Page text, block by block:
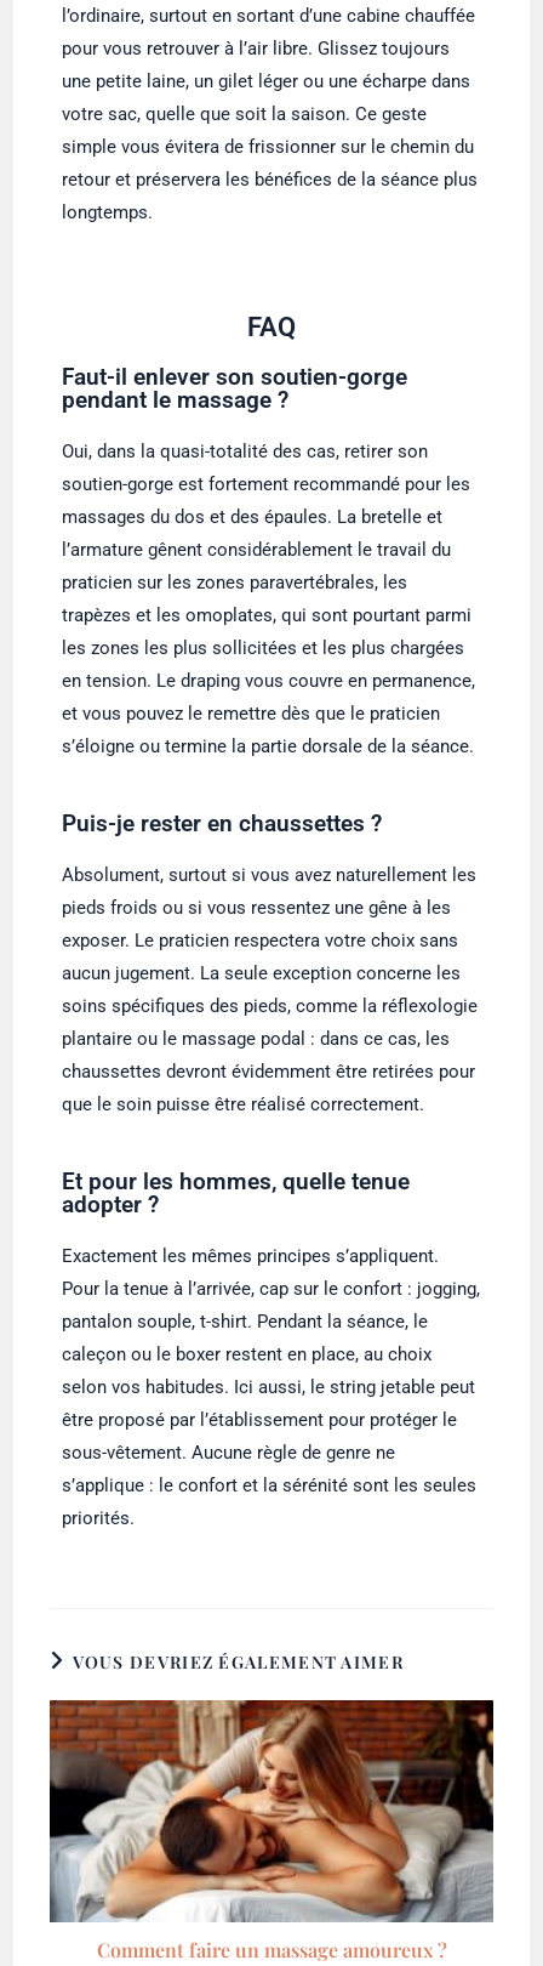
l’ordinaire, surtout en sortant d’une cabine chauffée
pour vous retrouver à l’air libre. Glissez toujours
une petite laine, un gilet léger ou une écharpe dans
votre sac, quelle que soit la saison. Ce geste
simple vous évitera de frissionner sur le chemin du
retour et préservera les bénéfices de la séance plus
longtemps.
FAQ
Faut-il enlever son soutien-gorge
pendant le massage ?
Oui, dans la quasi-totalité des cas, retirer son
soutien-gorge est fortement recommandé pour les
massages du dos et des épaules. La bretelle et
l’armature gênent considérablement le travail du
praticien sur les zones paravertébrales, les
trapèzes et les omoplates, qui sont pourtant parmi
les zones les plus sollicitées et les plus chargées
en tension. Le draping vous couvre en permanence,
et vous pouvez le remettre dès que le praticien
s’éloigne ou termine la partie dorsale de la séance.
Puis-je rester en chaussettes ?
Absolument, surtout si vous avez naturellement les
pieds froids ou si vous ressentez une gêne à les
exposer. Le praticien respectera votre choix sans
aucun jugement. La seule exception concerne les
soins spécifiques des pieds, comme la réflexologie
plantaire ou le massage podal : dans ce cas, les
chaussettes devront évidemment être retirées pour
que le soin puisse être réalisé correctement.
Et pour les hommes, quelle tenue
adopter ?
Exactement les mêmes principes s’appliquent.
Pour la tenue à l’arrivée, cap sur le confort : jogging,
pantalon souple, t-shirt. Pendant la séance, le
caleçon ou le boxer restent en place, au choix
selon vos habitudes. Ici aussi, le string jetable peut
être proposé par l’établissement pour protéger le
sous-vêtement. Aucune règle de genre ne
s’applique : le confort et la sérénité sont les seules
priorités.
VOUS DEVRIEZ ÉGALEMENT AIMER
Comment faire un massage amoureux ?